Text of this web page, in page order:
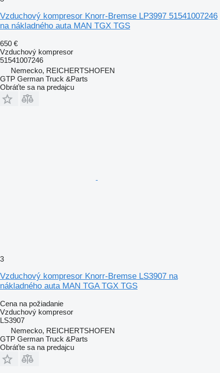
Vzduchový kompresor Knorr-Bremse LP3997 51541007246
na nákladného auta MAN TGX TGS
650 €
Vzduchový kompresor
51541007246
Nemecko, REICHERTSHOFEN
GTP German Truck &Parts
Obráťte sa na predajcu
3
Vzduchový kompresor Knorr-Bremse LS3907 na
nákladného auta MAN TGA TGX TGS
Cena na požiadanie
Vzduchový kompresor
LS3907
Nemecko, REICHERTSHOFEN
GTP German Truck &Parts
Obráťte sa na predajcu